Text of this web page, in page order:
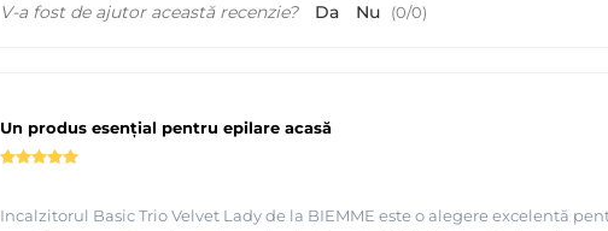
V-a fost de ajutor această recenzie? Da Nu (0/0)
Un produs esențial pentru epilare acasă
Incalzitorul Basic Trio Velvet Lady de la BIEMME este o alegere excelentă